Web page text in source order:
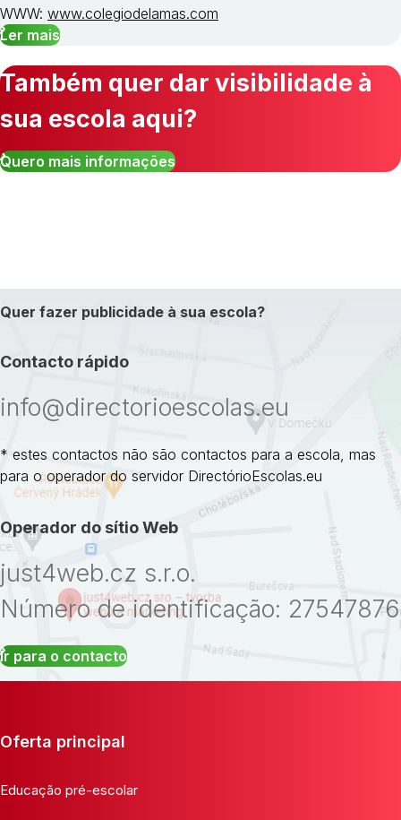
WWW: www.colegiodelamas.com
Ler mais
Também quer dar visibilidade à
sua escola aqui?
Quero mais informações
Quer fazer publicidade à sua escola?
Contacto rápido
info@directorioescolas.eu
* estes contactos não são contactos para a escola, mas
para o operador do servidor DirectórioEscolas.eu
Operador do sítio Web
just4web.cz s.r.o.
Número de identificação: 27547876
Ir para o contacto
Oferta principal
Educação pré-escolar